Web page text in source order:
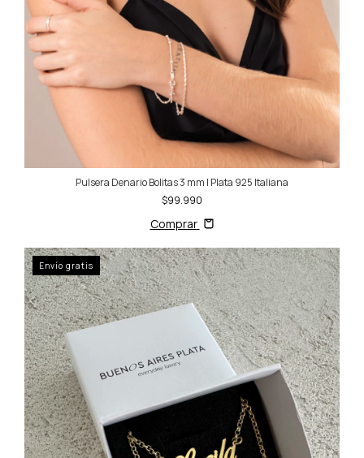
Pulsera Denario Bolitas 3 mm | Plata 925 Italiana
$99.990
Comprar
Envío gratis